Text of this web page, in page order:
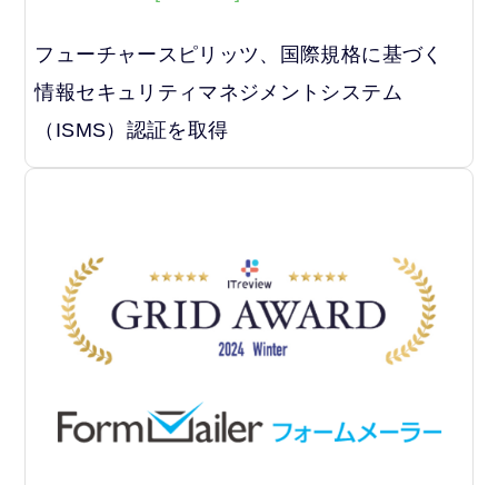
フューチャースピリッツ、国際規格に基づく
情報セキュリティマネジメントシステム
（ISMS）認証を取得